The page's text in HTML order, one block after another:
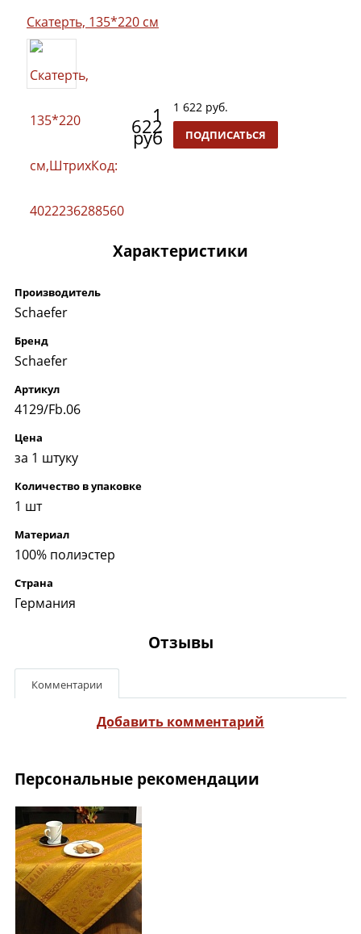
Скатерть, 135*220 см
1
622
руб
1 622 руб.
ПОДПИСАТЬСЯ
Характеристики
Производитель
Schaefer
Бренд
Schaefer
Артикул
4129/Fb.06
Цена
за 1 штуку
Количество в упаковке
1 шт
Материал
100% полиэстер
Страна
Германия
Отзывы
Комментарии
Добавить комментарий
Персональные рекомендации